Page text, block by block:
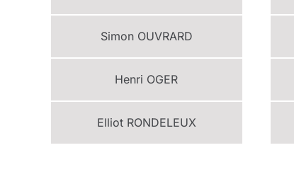
Simon OUVRARD
Henri OGER
Elliot RONDELEUX